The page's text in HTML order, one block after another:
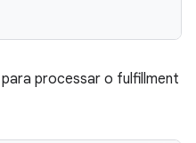
processar o fulfillment